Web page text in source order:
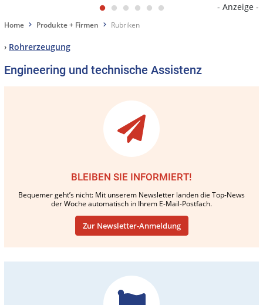
- Anzeige -
Home Produkte + Firmen Rubriken
› Rohrerzeugung
Engineering und technische Assistenz
BLEIBEN SIE INFORMIERT!
Bequemer geht’s nicht: Mit unserem Newsletter landen die Top-News
der Woche automatisch in Ihrem E-Mail-Postfach.
Zur Newsletter-Anmeldung